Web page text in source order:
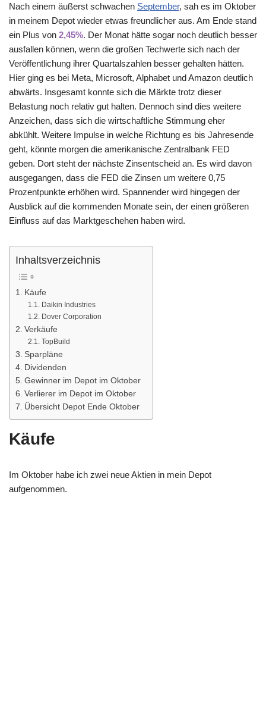
c
e
b
o
o
k
tt
er
ail at
s
A
p
p
e
gr
a
m
ss
e
n
g
er
p
y
Li
n
k
e
n
Nach einem äußerst schwachen September, sah es im Oktober
in meinem Depot wieder etwas freundlicher aus. Am Ende stand
ein Plus von 2,45%. Der Monat hätte sogar noch deutlich besser
ausfallen können, wenn die großen Techwerte sich nach der
Veröffentlichung ihrer Quartalszahlen besser gehalten hätten.
Hier ging es bei Meta, Microsoft, Alphabet und Amazon deutlich
abwärts. Insgesamt konnte sich die Märkte trotz dieser
Belastung noch relativ gut halten. Dennoch sind dies weitere
Anzeichen, dass sich die wirtschaftliche Stimmung eher
abkühlt. Weitere Impulse in welche Richtung es bis Jahresende
geht, könnte morgen die amerikanische Zentralbank FED
geben. Dort steht der nächste Zinsentscheid an. Es wird davon
ausgegangen, dass die FED die Zinsen um weitere 0,75
Prozentpunkte erhöhen wird. Spannender wird hingegen der
Ausblick auf die kommenden Monate sein, der einen größeren
Einfluss auf das Marktgeschehen haben wird.
Inhaltsverzeichnis
Käufe
Daikin Industries
Dover Corporation
Verkäufe
TopBuild
Sparpläne
Dividenden
Gewinner im Depot im Oktober
Verlierer im Depot im Oktober
Übersicht Depot Ende Oktober
Käufe
Im Oktober habe ich zwei neue Aktien in mein Depot
aufgenommen.